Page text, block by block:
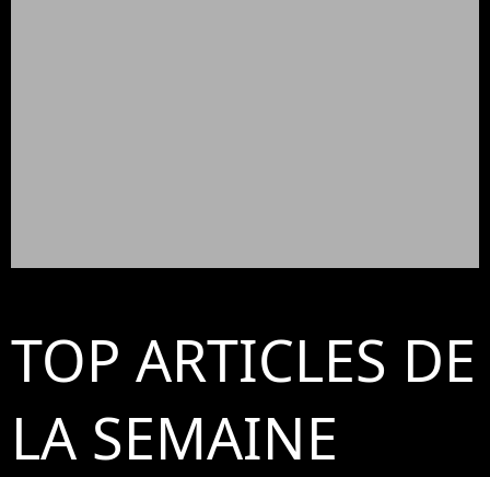
TOP ARTICLES DE
LA SEMAINE